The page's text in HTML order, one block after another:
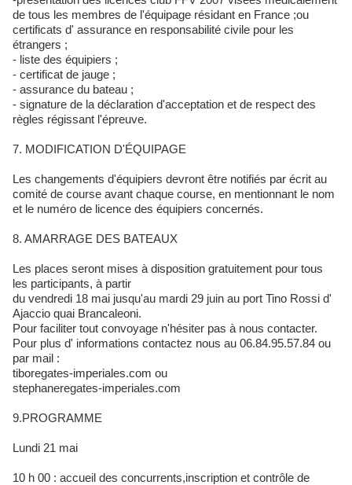
de tous les membres de l'équipage résidant en France ;ou
certificats d' assurance en responsabilité civile pour les
étrangers ;
- liste des équipiers ;
- certificat de jauge ;
- assurance du bateau ;
- signature de la déclaration d'acceptation et de respect des
règles régissant l'épreuve.
7. MODIFICATION D'ÉQUIPAGE
Les changements d'équipiers devront être notifiés par écrit au
comité de course avant chaque course, en mentionnant le nom
et le numéro de licence des équipiers concernés.
8. AMARRAGE DES BATEAUX
Les places seront mises à disposition gratuitement pour tous
les participants, à partir
du vendredi 18 mai jusqu'au mardi 29 juin au port Tino Rossi d'
Ajaccio quai Brancaleoni.
Pour faciliter tout convoyage n'hésiter pas à nous contacter.
Pour plus d' informations contactez nous au 06.84.95.57.84 ou
par mail :
tiboregates-imperiales.com ou
stephaneregates-imperiales.com
9.PROGRAMME
Lundi 21 mai
10 h 00 : accueil des concurrents,inscription et contrôle de